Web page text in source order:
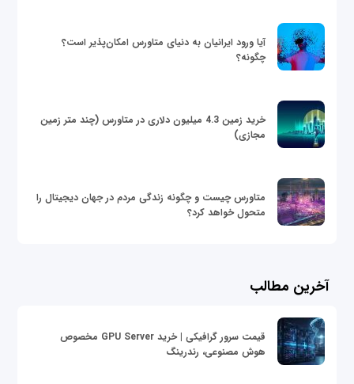
آیا ورود ایرانیان به دنیای متاورس امکان‌پذیر است؟
چگونه؟
خرید زمین 4.3 میلیون دلاری در متاورس (چند متر زمین
مجازی)
متاورس چیست و چگونه زندگی مردم در جهان دیجیتال را
متحول خواهد کرد؟
آخرین مطالب
قیمت سرور گرافیکی | خرید GPU Server مخصوص
هوش مصنوعی، رندرینگ